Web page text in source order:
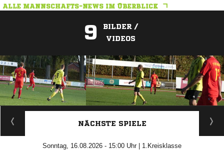
ALLE MANNSCHAFTS-NEWS IM ÜBERBLICK
9
BILDER /
VIDEOS
ANZEIGE
NÄCHSTE SPIELE
Sonntag, 16.08.2026 - 15:00 Uhr | 1.Kreisklasse